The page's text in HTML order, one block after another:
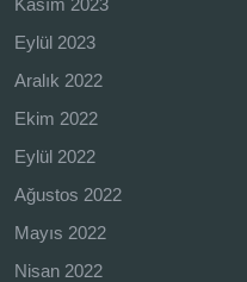
Eylül 2023
Aralık 2022
Ekim 2022
Eylül 2022
Ağustos 2022
Mayıs 2022
Nisan 2022